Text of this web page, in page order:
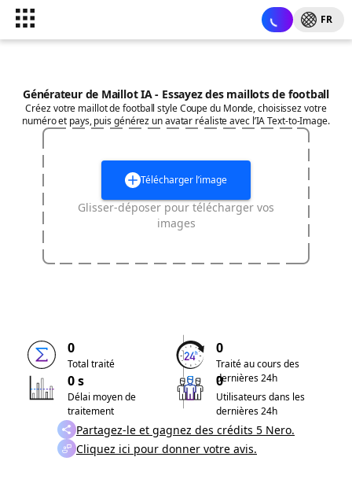
FR
Générateur de Maillot IA - Essayez des maillots de football
Créez votre maillot de football style Coupe du Monde, choisissez votre
numéro et pays, puis générez un avatar réaliste avec l’IA Text-to-Image.
Télécharger l’image
Glisser-déposer pour télécharger vos
images
0
Total traité
0
Traité au cours des
dernières 24h
0 s
Délai moyen de
traitement
0
Utilisateurs dans les
dernières 24h
Partagez-le et gagnez des crédits 5 Nero.
Cliquez ici pour donner votre avis.